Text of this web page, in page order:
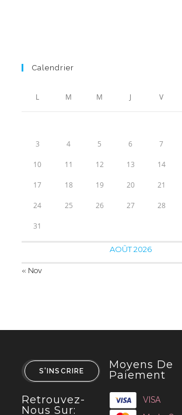
Calendrier
AOÛT 2026
L M M J V
3 4 5 6 7
10 11 12 13 14
17 18 19 20 21
24 25 26 27 28
31
« Nov
S'INSCRIRE
Retrouvez-
Nous Sur:
Moyens De
Paiement
VISA